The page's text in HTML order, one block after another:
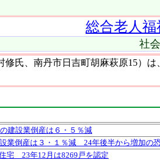
総合老人
社
氏、南丹市日吉町胡麻萩原15）
建設業倒産は６・５％減
業倒産は３・１％減 24年後半から増加の
宅 23年12月は8269戸を認定